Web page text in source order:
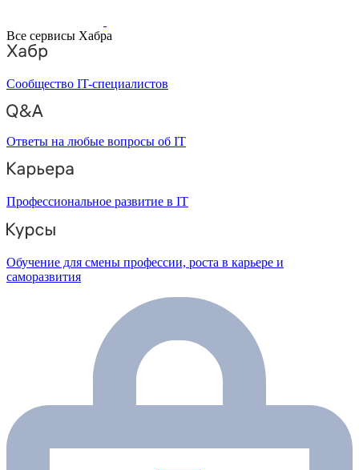
Все сервисы Хабра
Сообщество IT-специалистов
Ответы на любые вопросы об IT
Профессиональное развитие в IT
Обучение для смены профессии, роста в карьере и
саморазвития